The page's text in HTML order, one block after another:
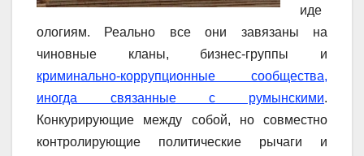
иде
ологиям. Реально все они завязаны на
чиновные кланы, бизнес-группы и
криминально-коррупционные сообщества,
иногда связанные с румынскими.
Конкурирующие между собой, но совместно
контролирующие политические рычаги и